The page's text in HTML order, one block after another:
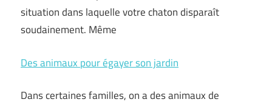
situation dans laquelle votre chaton disparaît
soudainement. Même
Des animaux pour égayer son jardin
Dans certaines familles, on a des animaux de